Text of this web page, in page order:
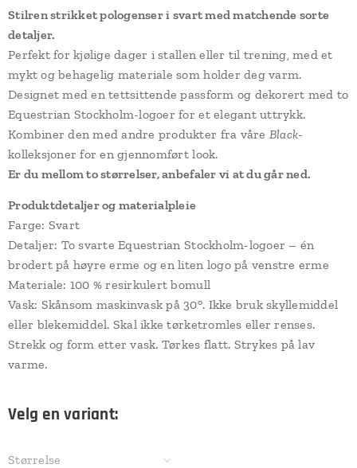
Stilren strikket pologenser i svart med matchende sorte
detaljer.
Perfekt for kjølige dager i stallen eller til trening, med et
mykt og behagelig materiale som holder deg varm.
Designet med en tettsittende passform og dekorert med to
Equestrian Stockholm-logoer for et elegant uttrykk.
Kombiner den med andre produkter fra våre Black-
kolleksjoner for en gjennomført look.
Er du mellom to størrelser, anbefaler vi at du går ned.
Produktdetaljer og materialpleie
Farge: Svart
Detaljer: To svarte Equestrian Stockholm-logoer – én
brodert på høyre erme og en liten logo på venstre erme
Materiale: 100 % resirkulert bomull
Vask: Skånsom maskinvask på 30°. Ikke bruk skyllemiddel
eller blekemiddel. Skal ikke tørketromles eller renses.
Strekk og form etter vask. Tørkes flatt. Strykes på lav
varme.
Velg en variant:
Størrelse